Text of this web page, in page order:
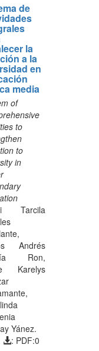
de
la
a la
en
media
of
to
to
in
Tarcila
Andrés
Ron,
Karelys
Yánez.
: PDF:0